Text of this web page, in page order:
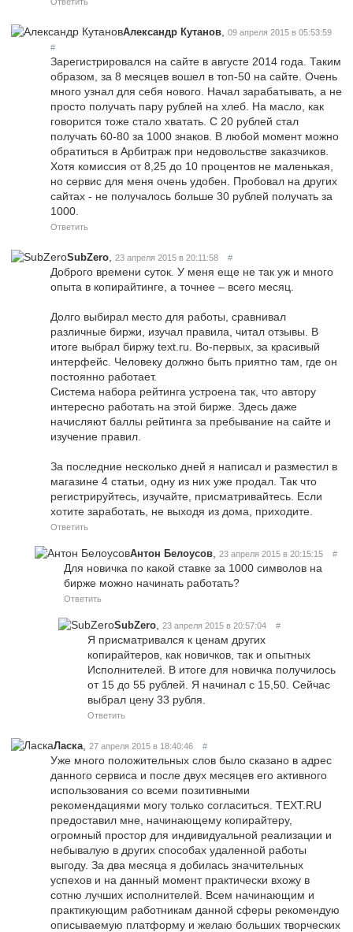
Александр Кутанов
09 апреля 2015 в 05:53:59
#
Зарегистрировался на сайте в августе 2014 года. Таким
образом, за 8 месяцев вошел в топ-50 на сайте. Очень
много узнал для себя нового. Начал зарабатывать, а не
просто получать пару рублей на хлеб. На масло, как
говорится тоже стало хватать. С 20 рублей стал
получать 60-80 за 1000 знаков. В любой момент можно
обратиться в Арбитраж при недовольстве заказчиков.
Хотя комиссия от 8,25 до 10 процентов не маленькая,
но сервис для меня очень удобен. Пробовал на других
сайтах - не получалось больше 30 рублей получать за
1000.
Ответить
SubZero 23 апреля 2015 в 20:11:58 #
Доброго времени суток. У меня еще не так уж и много
опыта в копирайтинге, а точнее – всего месяц.
Долго выбирал место для работы, сравнивал
различные биржи, изучал правила, читал отзывы. В
итоге выбрал биржу text.ru. Во-первых, за красивый
интерфейс. Человеку должно быть приятно там, где он
постоянно работает.
Система набора рейтинга устроена так, что автору
интересно работать на этой бирже. Здесь даже
начисляют баллы рейтинга за пребывание на сайте и
изучение правил.
За последние несколько дней я написал и разместил в
магазине 4 статьи, одну из них уже продал. Так что
регистрируйтесь, изучайте, присматривайтесь. Если
хотите заработать, не выходя из дома, приходите.
Ответить
Антон Белоусов 23 апреля 2015 в 20:15:15 #
Для новичка по какой ставке за 1000 символов на
бирже можно начинать работать?
Ответить
SubZero 23 апреля 2015 в 20:57:04 #
Я присматривался к ценам других
копирайтеров, как новичков, так и опытных
Исполнителей. В итоге для новичка получилось
от 15 до 55 рублей. Я начинал с 15,50. Сейчас
выбрал цену 33 рубля.
Ответить
Ласка 27 апреля 2015 в 18:40:46 #
Уже много положительных слов было сказано в адрес
данного сервиса и после двух месяцев его активного
использования со всеми позитивными
рекомендациями могу только согласиться. TEXT.RU
предоставил мне, начинающему копирайтеру,
огромный простор для индивидуальной реализации и
небывалую в других способах удаленной работы
выгоду. За два месяца я добилась значительных
успехов и на данный момент практически вхожу в
сотню лучших исполнителей. Всем начинающим и
практикующим работникам данной сферы рекомендую
описываемую платформу и желаю больших творческих